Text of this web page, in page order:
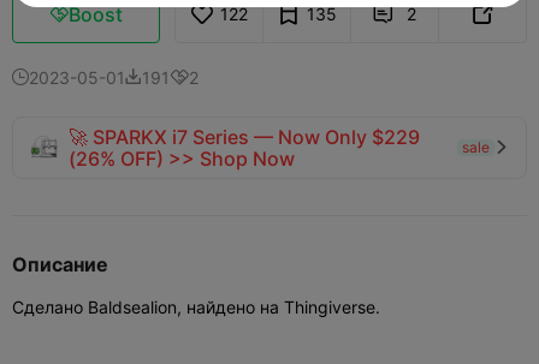
Boost 122 135  2 
2023-05-011912
🚀 SPARKX i7 Series — Now Only $229
(26% OFF) >> Shop Now
sale 
Описание
Сделано Baldsealion, найдено на Thingiverse.